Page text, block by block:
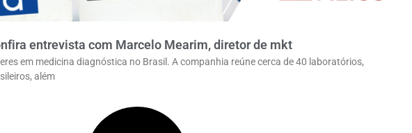
entrevista com Marcelo Mearim, diretor de mkt
em medicina diagnóstica no Brasil. A companhia reúne cerca de 40 laboratórios,
além